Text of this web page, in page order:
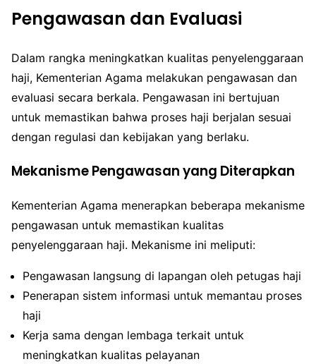
Pengawasan dan Evaluasi
Dalam rangka meningkatkan kualitas penyelenggaraan
haji, Kementerian Agama melakukan pengawasan dan
evaluasi secara berkala. Pengawasan ini bertujuan
untuk memastikan bahwa proses haji berjalan sesuai
dengan regulasi dan kebijakan yang berlaku.
Mekanisme Pengawasan yang Diterapkan
Kementerian Agama menerapkan beberapa mekanisme
pengawasan untuk memastikan kualitas
penyelenggaraan haji. Mekanisme ini meliputi:
Pengawasan langsung di lapangan oleh petugas haji
Penerapan sistem informasi untuk memantau proses
haji
Kerja sama dengan lembaga terkait untuk
meningkatkan kualitas pelayanan